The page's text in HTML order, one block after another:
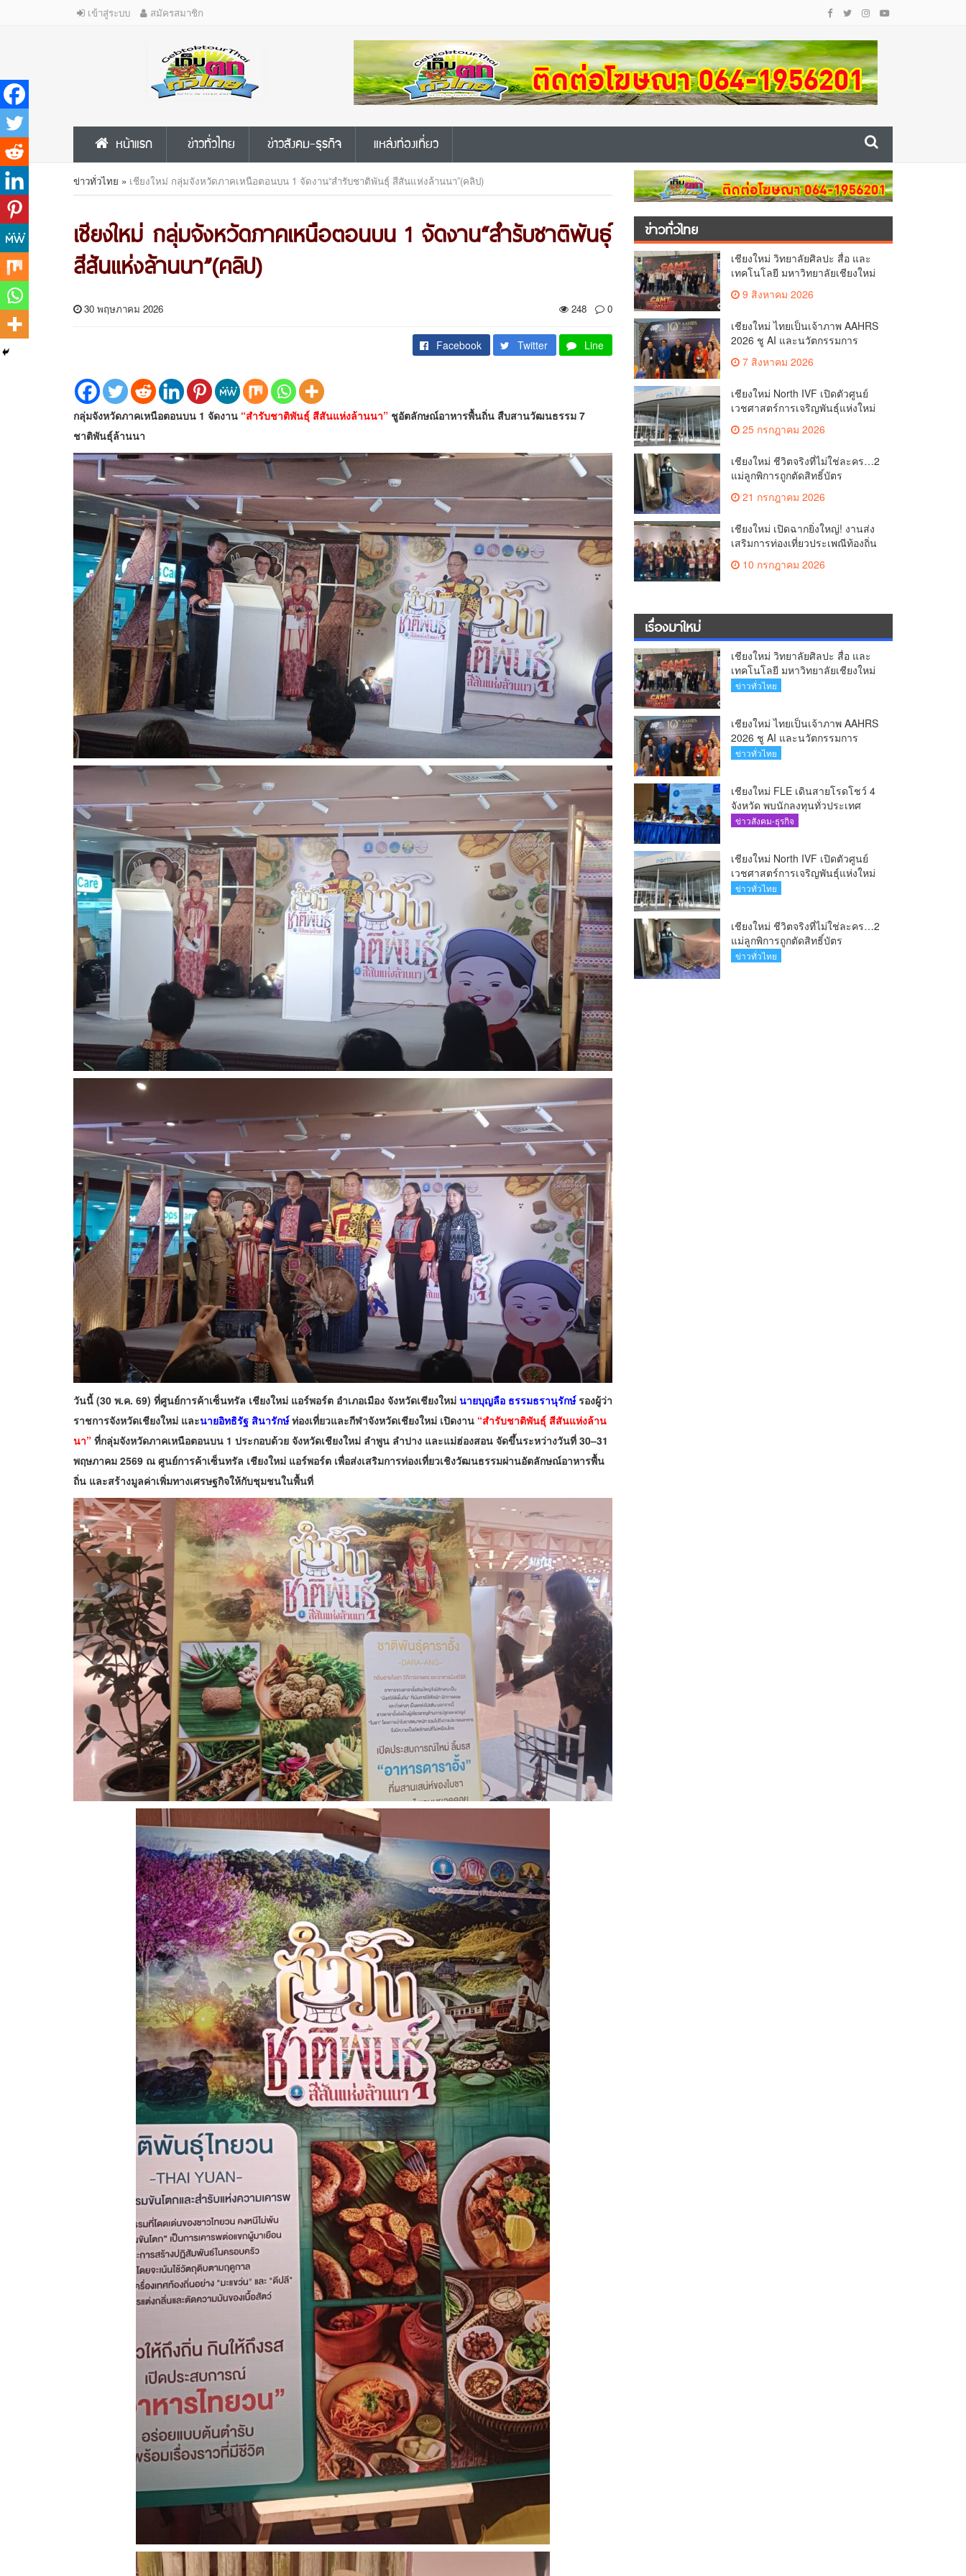
เข้าสู่ระบบ สมัครสมาชิก
หน้าแรก ข่าวทั่วไทย ข่าวสังคม-ธุรกิจ แหล่งท่องเที่ยว
ข่าวทั่วไทย » เชียงใหม่ กลุ่มจังหวัดภาคเหนือตอนบน 1 จัดงาน“สำรับชาติพันธุ์ สีสันแห่งล้านนา”(คลิป)
เชียงใหม่ กลุ่มจังหวัดภาคเหนือตอนบน 1 จัดงาน“สำรับชาติพันธุ์
สีสันแห่งล้านนา”(คลิป)
30 พฤษภาคม 2026 248 0
Facebook Twitter Line
กลุ่มจังหวัดภาคเหนือตอนบน 1 จัดงาน “สำรับชาติพันธุ์ สีสันแห่งล้านนา” ชูอัตลักษณ์อาหารพื้นถิ่น สืบสานวัฒนธรรม 7
ชาติพันธุ์ล้านนา
วันนี้ (30 พ.ค. 69) ที่ศูนย์การค้าเซ็นทรัล เชียงใหม่ แอร์พอร์ต อำเภอเมือง จังหวัดเชียงใหม่ นายบุญลือ ธรรมธรานุรักษ์รองผู้ว่า
ราชการจังหวัดเชียงใหม่ และนายอิทธิรัฐ สินารักษ์ท่องเที่ยวและกีฬาจังหวัดเชียงใหม่ เปิดงาน “สำรับชาติพันธุ์ สีสันแห่งล้าน
นา” ที่กลุ่มจังหวัดภาคเหนือตอนบน 1 ประกอบด้วย จังหวัดเชียงใหม่ ลำพูน ลำปาง และแม่ฮ่องสอน จัดขึ้นระหว่างวันที่ 30–31
พฤษภาคม 2569 ณ ศูนย์การค้าเซ็นทรัล เชียงใหม่ แอร์พอร์ต เพื่อส่งเสริมการท่องเที่ยวเชิงวัฒนธรรมผ่านอัตลักษณ์อาหารพื้น
ถิ่น และสร้างมูลค่าเพิ่มทางเศรษฐกิจให้กับชุมชนในพื้นที่
ข่าวทั่วไทย
เชียงใหม่ วิทยาลัยศิลปะ สื่อ และ
เทคโนโลยี มหาวิทยาลัยเชียงใหม่
เดินหน้าสร้างแรงบันดาลใจจัด
กิจกรรม “CAMT Digital Contest
9 สิงหาคม 2026
เชียงใหม่ ไทยเป็นเจ้าภาพ AAHRS
2026 ชู AI และนวัตกรรมการ
แพทย์ ผลักดัน Medical Hub และ
ศูนย์กลางปลูกผมแห่งเอเชีย(คลิป)
7 สิงหาคม 2026
เชียงใหม่ North IVF เปิดตัวศูนย์
เวชศาสตร์การเจริญพันธุ์แห่งใหม่
ยกระดับเชียงใหม่สู่ ศูนย์กลางการ
รักษาผู้มีบุตรยากของภูมิภาค(คลิป)
25 กรกฎาคม 2026
เชียงใหม่ ชีวิตจริงที่ไม่ใช่ละคร…2
แม่ลูกพิการถูกตัดสิทธิ์บัตร
สวัสดิการฯ วอนรัฐทบทวนเกณฑ์
ช่วยคนจน(คลิป)
21 กรกฎาคม 2026
เชียงใหม่ เปิดฉากยิ่งใหญ่! งานส่ง
เสริมการท่องเที่ยวประเพณีท้องถิ่น
วิถีชาติพันธุ์ล้านนา(คลิป)
10 กรกฎาคม 2026
เรื่องมาใหม่
เชียงใหม่ วิทยาลัยศิลปะ สื่อ และ
เทคโนโลยี มหาวิทยาลัยเชียงใหม่
เดินหน้าสร้างแรงบันดาลใจจัด
ข่าวทั่วไทย
เชียงใหม่ ไทยเป็นเจ้าภาพ AAHRS
2026 ชู AI และนวัตกรรมการ
แพทย์ ผลักดัน Medical Hub และ
ข่าวทั่วไทย
เชียงใหม่ FLE เดินสายโรดโชว์ 4
จังหวัด พบนักลงทุนทั่วประเทศ
ตอกย้ำศักยภาพผู้นำธุรกิจระบบน้ำ
ข่าวสังคม-ธุรกิจ
เชียงใหม่ North IVF เปิดตัวศูนย์
เวชศาสตร์การเจริญพันธุ์แห่งใหม่
ยกระดับเชียงใหม่สู่ ศูนย์กลางการ
ข่าวทั่วไทย
เชียงใหม่ ชีวิตจริงที่ไม่ใช่ละคร…2
แม่ลูกพิการถูกตัดสิทธิ์บัตร
สวัสดิการฯ วอนรัฐทบทวนเกณฑ์
ข่าวทั่วไทย